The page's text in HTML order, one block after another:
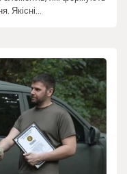
Якісні…